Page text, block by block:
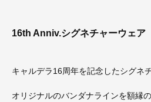
16th Anniv.シグネチャーウェア
キャルデラ16周年を記念したシグネ
オリジナルのバンダナラインを額縁